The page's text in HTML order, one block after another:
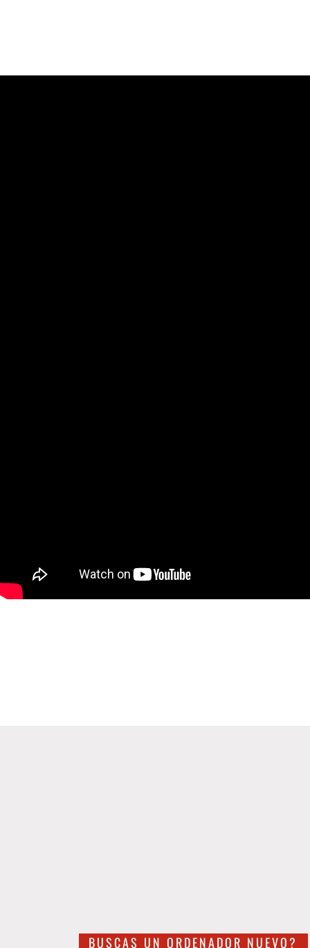
BUSCAS UN ORDENADOR NUEVO?